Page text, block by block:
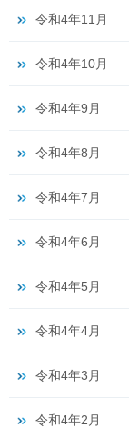
令和4年11月
令和4年10月
令和4年9月
令和4年8月
令和4年7月
令和4年6月
令和4年5月
令和4年4月
令和4年3月
令和4年2月